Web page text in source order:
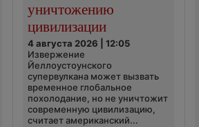
уничтожению
цивилизации
4 августа 2026 | 12:05
Извержение
Йеллоустоунского
супервулкана может вызвать
временное глобальное
похолодание, но не уничтожит
современную цивилизацию,
считает американский...